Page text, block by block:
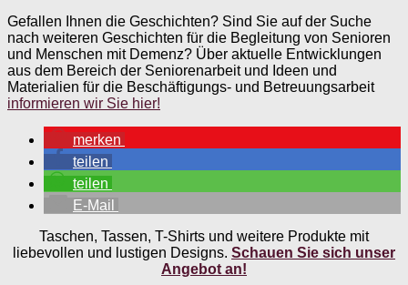
Gefallen Ihnen die Geschichten? Sind Sie auf der Suche
nach weiteren Geschichten für die Begleitung von Senioren
und Menschen mit Demenz? Über aktuelle Entwicklungen
aus dem Bereich der Seniorenarbeit und Ideen und
Materialien für die Beschäftigungs- und Betreuungsarbeit
informieren wir Sie hier!
merken
teilen
teilen
E-Mail
Taschen, Tassen, T-Shirts und weitere Produkte mit
liebevollen und lustigen Designs. Schauen Sie sich unser
Angebot an!